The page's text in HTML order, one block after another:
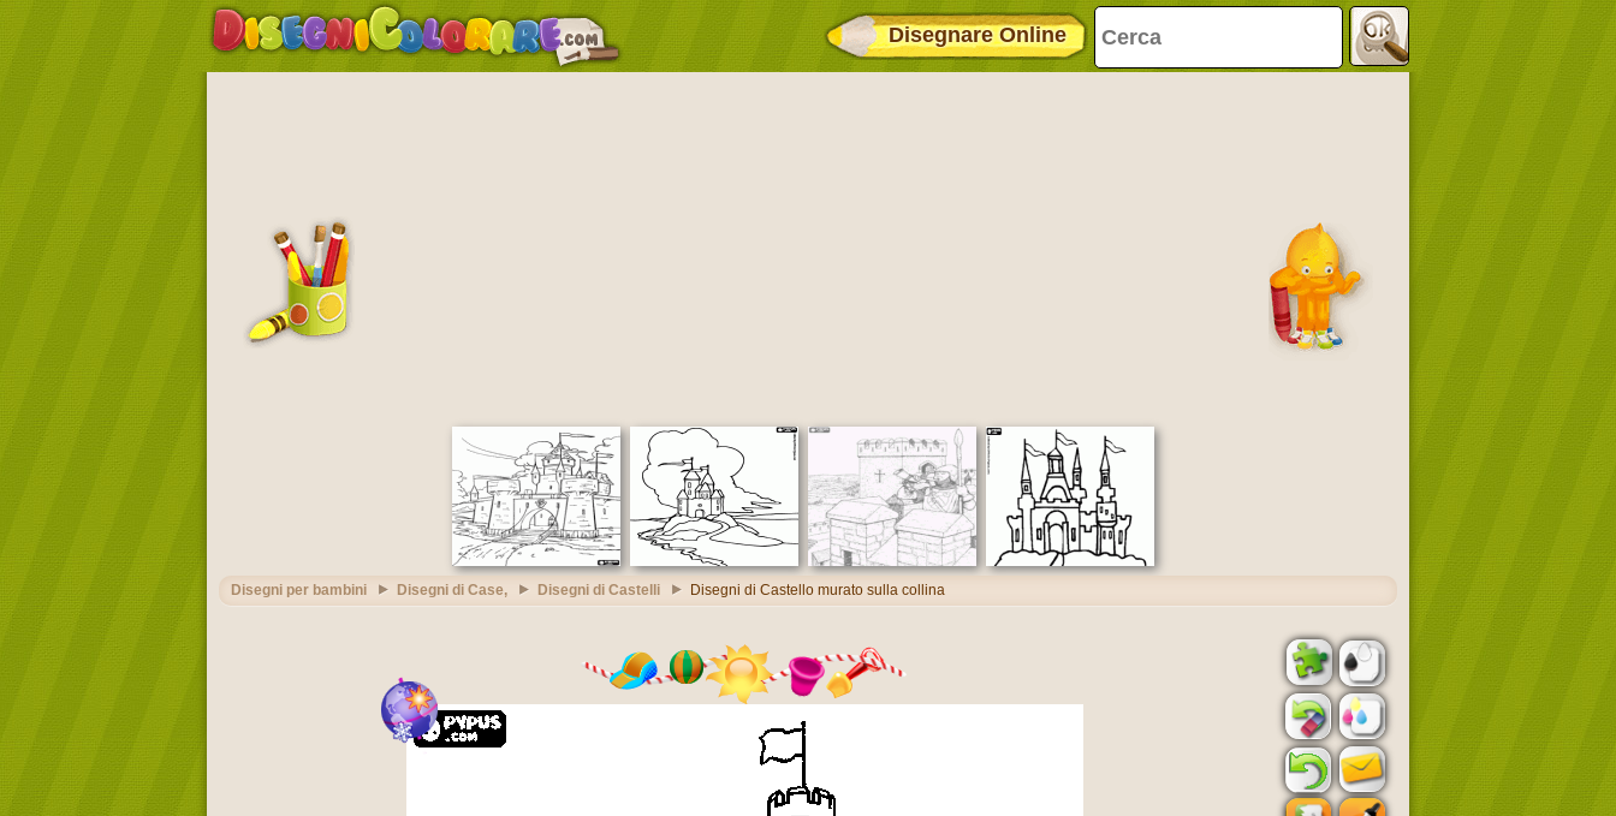
Disegnare Online
Disegni per bambini Disegni di Case, Disegni di Castelli Disegni di Castello murato sulla collina